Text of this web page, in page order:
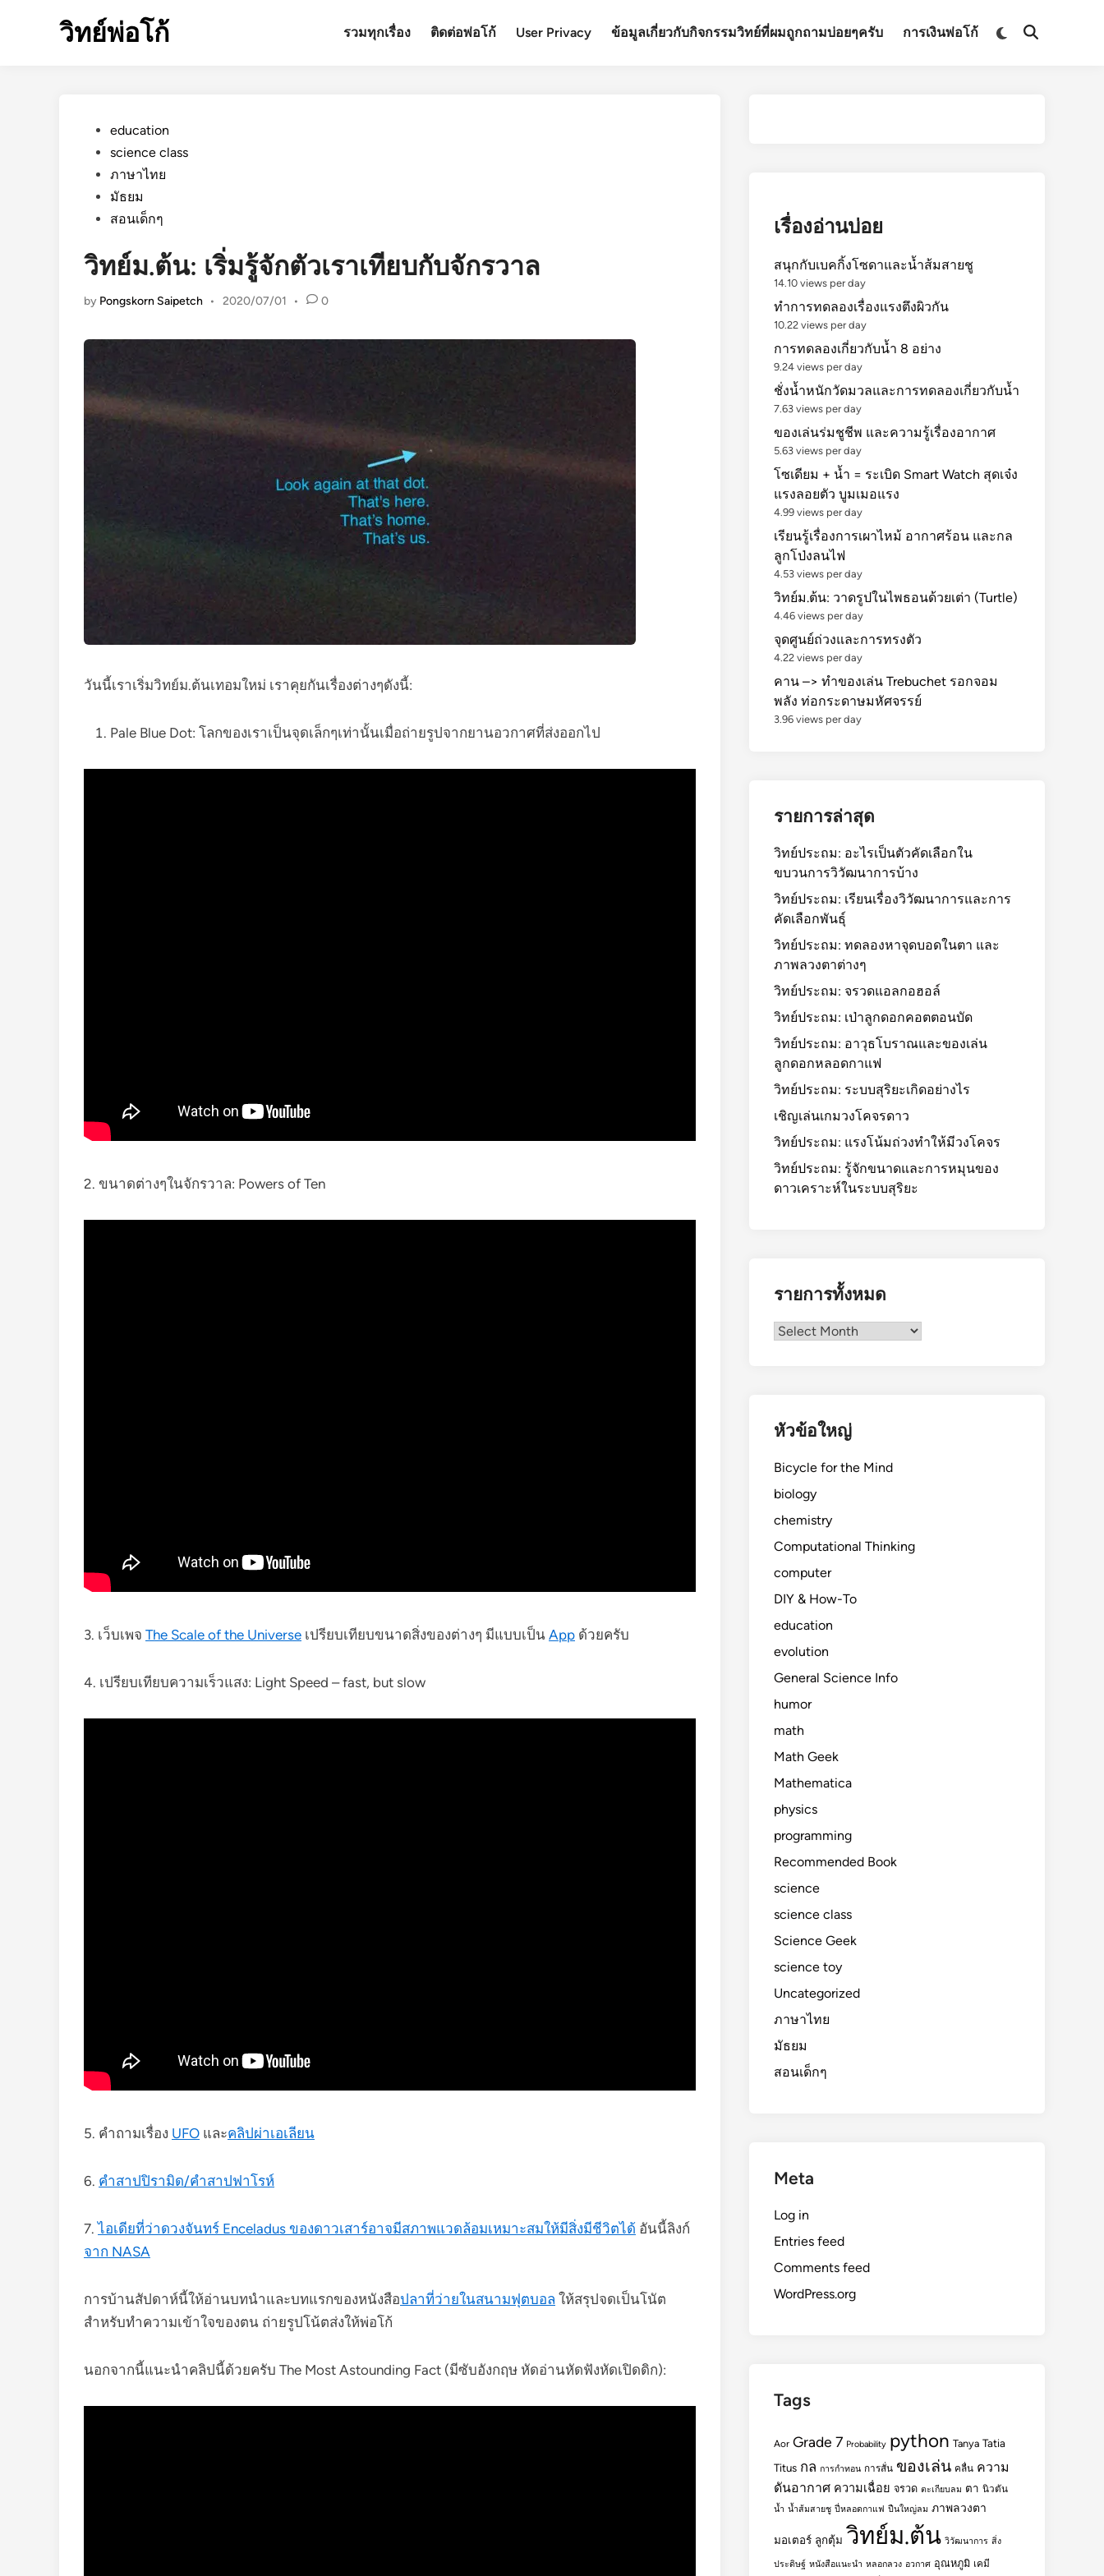
วิทย์พ่อโก้ รวมทุกเรื่อง ติดต่อพ่อโก้ User Privacy ข้อมูลเกี่ยวกับกิจกรรมวิทย์ที่ผมถูกถามบ่อยๆครับ การเงินพ่อโก้
Switch
Open
Postededucation
science class
ภาษาไทย
มัธยม
สอนเด็กๆ
วิทย์ม.ต้น: เริ่มรู้จักตัวเราเทียบกับจักรวาล
by Pongskorn Saipetch • 2020/07/01 • 0
วันนี้เราเริ่มวิทย์ม.ต้นเทอมใหม่ เราคุยกันเรื่องต่างๆดังนี้:
Pale Blue Dot: โลกของเราเป็นจุดเล็กๆเท่านั้นเมื่อถ่ายรูปจากยานอวกาศที่ส่งออกไป
2. ขนาดต่างๆในจักรวาล: Powers of Ten
3. เว็บเพจ The Scale of the Universe เปรียบเทียบขนาดสิ่งของต่างๆ มีแบบเป็น App ด้วยครับ
4. เปรียบเทียบความเร็วแสง: Light Speed – fast, but slow
5. คำถามเรื่อง UFO และคลิปผ่าเอเลียน
6. คำสาปปิรามิด/คำสาปฟาโรห์
7.ไอเดียที่ว่าดวงจันทร์ Enceladus ของดาวเสาร์อาจมีสภาพแวดล้อมเหมาะสมให้มีสิ่งมีชีวิตได้ อันนี้ลิงก์
จาก NASA
การบ้านสัปดาห์นี้ให้อ่านบทนำและบทแรกของหนังสือปลาที่ว่ายในสนามฟุตบอล ให้สรุปจดเป็นโนัต
สำหรับทำความเข้าใจของตน ถ่ายรูปโน้ตส่งให้พ่อโก้
นอกจากนี้แนะนำคลิปนี้ด้วยครับ The Most Astounding Fact (มีซับอังกฤษ หัดอ่านหัดฟังหัดเปิดดิก):
เรื่องอ่านบ่อย
สนุกกับเบคกิ้งโซดาและน้ำส้มสายชู
14.10 views per day
ทำการทดลองเรื่องแรงตึงผิวกัน
10.22 views per day
การทดลองเกี่ยวกับน้ำ 8 อย่าง
9.24 views per day
ชั่งน้ำหนักวัดมวลและการทดลองเกี่ยวกับน้ำ
7.63 views per day
ของเล่นร่มชูชีพ และความรู้เรื่องอากาศ
5.63 views per day
โซเดียม + น้ำ = ระเบิด Smart Watch สุดเจ๋ง
แรงลอยตัว บูมเมอแรง
4.99 views per day
เรียนรู้เรื่องการเผาไหม้ อากาศร้อน และกล
ลูกโป่งลนไฟ
4.53 views per day
วิทย์ม.ต้น: วาดรูปในไพธอนด้วยเต่า (Turtle)
4.46 views per day
จุดศูนย์ถ่วงและการทรงตัว
4.22 views per day
คาน –> ทำของเล่น Trebuchet รอกจอม
พลัง ท่อกระดาษมหัศจรรย์
3.96 views per day
รายการล่าสุด
วิทย์ประถม: อะไรเป็นตัวคัดเลือกใน
ขบวนการวิวัฒนาการบ้าง
วิทย์ประถม: เรียนเรื่องวิวัฒนาการและการ
คัดเลือกพันธุ์
วิทย์ประถม: ทดลองหาจุดบอดในตา และ
ภาพลวงตาต่างๆ
วิทย์ประถม: จรวดแอลกอฮอล์
วิทย์ประถม: เป่าลูกดอกคอตตอนบัด
วิทย์ประถม: อาวุธโบราณและของเล่น
ลูกดอกหลอดกาแฟ
วิทย์ประถม: ระบบสุริยะเกิดอย่างไร
เชิญเล่นเกมวงโคจรดาว
วิทย์ประถม: แรงโน้มถ่วงทำให้มีวงโคจร
วิทย์ประถม: รู้จักขนาดและการหมุนของ
ดาวเคราะห์ในระบบสุริยะ
รายการทั้งหมด
รายการ
หัวข้อใหญ่
Bicycle for the Mind
biology
chemistry
Computational Thinking
computer
DIY & How-To
education
evolution
General Science Info
humor
math
Math Geek
Mathematica
physics
programming
Recommended Book
science
science class
Science Geek
science toy
Uncategorized
ภาษาไทย
มัธยม
สอนเด็กๆ
Meta
Log in
Entries feed
Comments feed
WordPress.org
Tags
Aor Grade 7 Probability python Tanya Tatia
Titus กล การกำทอน การสั่น ของเล่น คลื่น ความ
ดันอากาศ ความเฉื่อย จรวด ตะเกียบลม ตา นิวตัน
น้ำ น้ำส้มสายชู ปี่หลอดกาแฟ ปืนใหญ่ลม ภาพลวงตา
มอเตอร์ ลูกตุ้ม วิทย์ม.ต้น วิวัฒนาการ สิ่ง
ประดิษฐ์ หนังสือแนะนำ หลอกลวง อวกาศ อุณหภูมิ เคมี